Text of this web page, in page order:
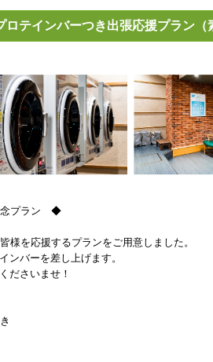
テインバーつき出張応援プラン（
念プラン ◆
様を応援するプランをご用意しました。
ンバーを差し上げます。
ださいませ！